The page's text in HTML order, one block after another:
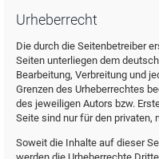
Urheberrecht
Die durch die Seitenbetreiber
Seiten unterliegen dem
Bearbeitung, Verbreitung und
Grenzen des Urheberrechtes
des jeweiligen Autors bzw.
Seite sind nur für den privaten,
Soweit die Inhalte auf dieser